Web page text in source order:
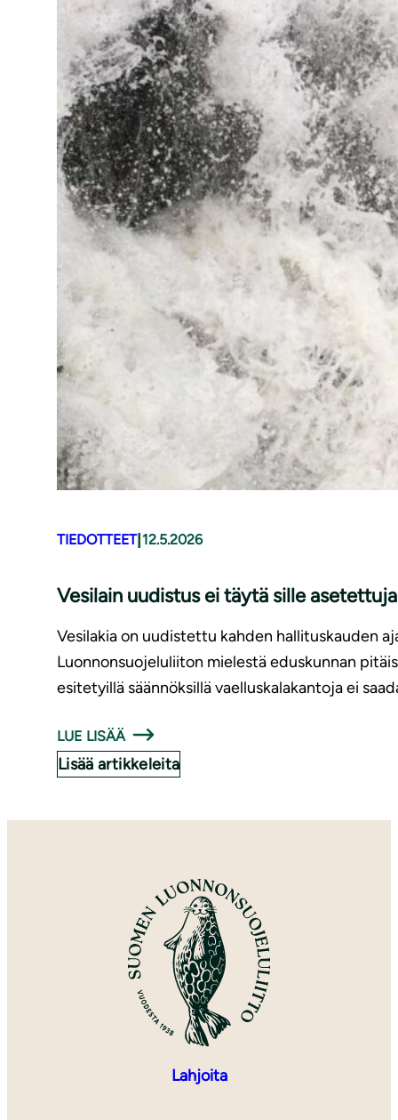
TIEDOTTEET|12.5.2026
Vesilain uudistus ei täytä sille
Vesilakia on uudistettu kahden hallituskauden
Luonnonsuojeluliiton mielestä eduskunnan
esitetyillä säännöksillä vaelluskalakantoja ei
LUE LISÄÄ
Lisää artikkeleita
Lahjoita